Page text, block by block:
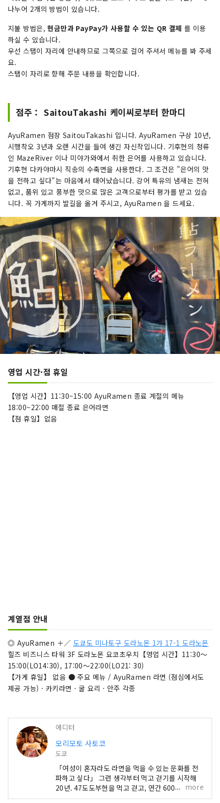
나누어 2개의 방법이 있습니다.
지불 방법은,현금만과 PayPay가 사용할 수 있는 QR 결제 를 이용
하실 수 있습니다.
우선 스탭이 자리에 안내하므로 그쪽으로 걸어 주셔서 메뉴를 봐 주세
요.
스탭이 자리로 향해 주문 내용을 확인합니다.
점주： SaitouTakashi 케이씨로부터 한마디
AyuRamen 점장 SaitouTakashi 입니다. AyuRamen 구상 10년,
시행착오 3년과 오랜 시간을 들여 생긴 자신작입니다. 기후현의 청류
인 MazeRiver 이나 미야가와에서 취한 은어를 사용하고 있습니다.
기후현 다카야마시 직송의 수축면을 사용한다. 그 조건은 "은어의 맛
을 전하고 싶다"는 마음에서 태어났습니다. 강어 특유의 냄새는 전혀
없고, 품위 있고 풍부한 맛으로 많은 고객으로부터 평가를 받고 있습
니다. 꼭 가게까지 발길을 옮겨 주시고, AyuRamen 을 드세요.
영업 시간·점 휴일
【영업 시간】11:30~15:00 AyuRamen 종료 계절의 메뉴
18:00~22:00 매절 종료 은어라면
【점 휴일】없음
계열점 안내
◎ AyuRamen ＋／ 도쿄도 미나토구 도라노몬 1가 17-1 도라노몬
힐즈 비즈니스 타워 3F 도라노몬 요코초우치【영업 시간】11:30～
15:00(LO14:30), 17:00～22:00(LO21: 30)
【가게 휴일】 없음 ● 주요 메뉴 / AyuRamen 라면 (점심에서도
제공 가능) · 카키라면 · 굴 요리 · 안주 각종
에디터
모리모토 사토코
도쿄
「여성이 혼자라도 라면을 먹을 수 있는 문화를 전
파하고 싶다」 그런 생각부터 먹고 걷기를 시작해
20년. 47도도부현을 먹고 걷고, 연간 600잔 이상을
먹는 라면을 좋아하는 여자. 남성의 라면 괴물이 많
more